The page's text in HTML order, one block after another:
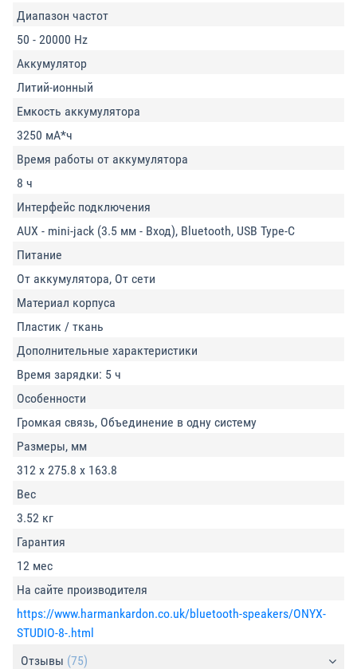
Диапазон частот
50 - 20000 Hz
Аккумулятор
Литий-ионный
Емкость аккумулятора
3250 мА*ч
Время работы от аккумулятора
8 ч
Интерфейс подключения
AUX - mini-jack (3.5 мм - Вход), Bluetooth, USB Type-C
Питание
От аккумулятора, От сети
Материал корпуса
Пластик / ткань
Дополнительные характеристики
Время зарядки: 5 ч
Особенности
Громкая связь, Объединение в одну систему
Размеры, мм
312 х 275.8 х 163.8
Вес
3.52 кг
Гарантия
12 мес
На сайте производителя
https://www.harmankardon.co.uk/bluetooth-speakers/ONYX-
STUDIO-8-.html
Отзывы (75)